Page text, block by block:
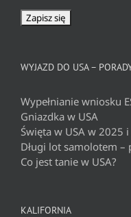
WYJAZD DO USA –
Wypełnianie wniosku
Gniazdka w USA
Święta w USA w 2025
Długi lot samolotem –
Co jest tanie w USA?
KALIFORNIA